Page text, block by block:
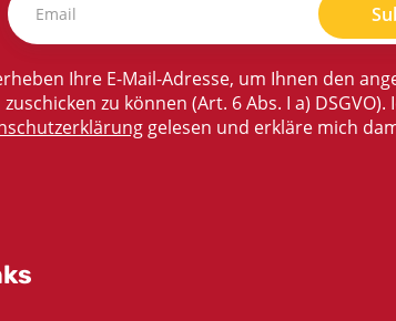
Ihre E-Mail-Adresse, um Ihnen den
zuschicken zu können (Art. 6 Abs. I a) DSGVO).
gelesen und erkläre mich